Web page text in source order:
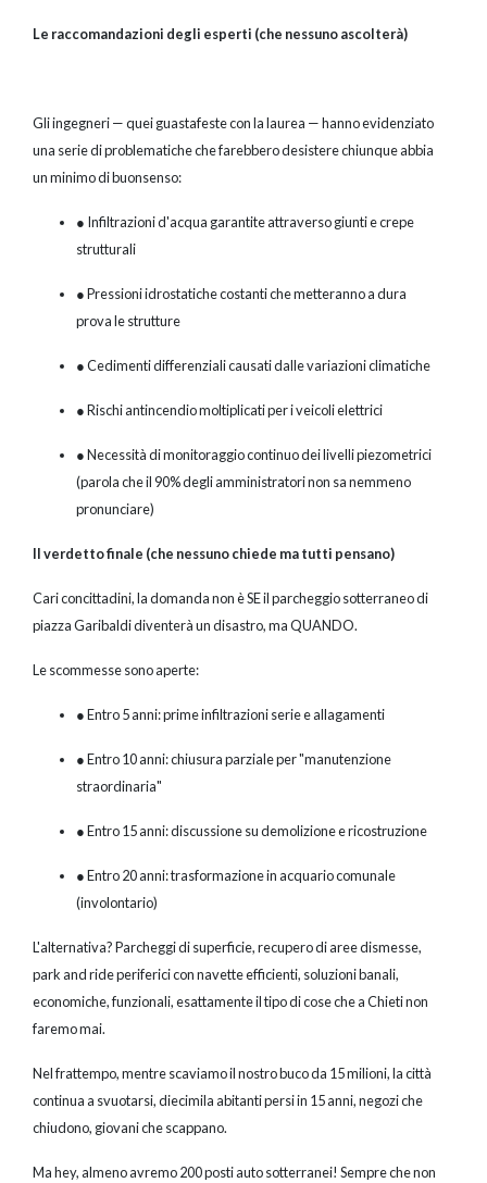
Le raccomandazioni degli esperti (che nessuno ascolterà)
Gli ingegneri — quei guastafeste con la laurea — hanno evidenziato
una serie di problematiche che farebbero desistere chiunque abbia
un minimo di buonsenso:
● Infiltrazioni d'acqua garantite attraverso giunti e crepe
strutturali
● Pressioni idrostatiche costanti che metteranno a dura
prova le strutture
● Cedimenti differenziali causati dalle variazioni climatiche
● Rischi antincendio moltiplicati per i veicoli elettrici
● Necessità di monitoraggio continuo dei livelli piezometrici
(parola che il 90% degli amministratori non sa nemmeno
pronunciare)
Il verdetto finale (che nessuno chiede ma tutti pensano)
Cari concittadini, la domanda non è SE il parcheggio sotterraneo di
piazza Garibaldi diventerà un disastro, ma QUANDO.
Le scommesse sono aperte:
● Entro 5 anni: prime infiltrazioni serie e allagamenti
● Entro 10 anni: chiusura parziale per "manutenzione
straordinaria"
● Entro 15 anni: discussione su demolizione e ricostruzione
● Entro 20 anni: trasformazione in acquario comunale
(involontario)
L'alternativa? Parcheggi di superficie, recupero di aree dismesse,
park and ride periferici con navette efficienti, soluzioni banali,
economiche, funzionali, esattamente il tipo di cose che a Chieti non
faremo mai.
Nel frattempo, mentre scaviamo il nostro buco da 15 milioni, la città
continua a svuotarsi, diecimila abitanti persi in 15 anni, negozi che
chiudono, giovani che scappano.
Ma hey, almeno avremo 200 posti auto sotterranei! Sempre che non